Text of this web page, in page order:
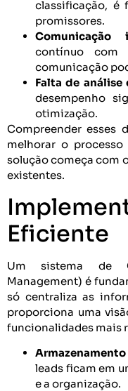
classificação, é
promissores.
Comunicação
contínuo com
comunicação
Falta de análise
desempenho
otimização.
Compreender esses
melhorar o
solução começa com
existentes.
Eficiente
Um sistema de
Management) é
só centraliza as
proporciona uma
funcionalidades mais
leads ficam em
e a organização.